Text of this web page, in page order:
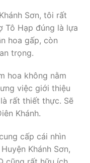
Sơn, tôi rất
Tô Hạp đúng là lựa
hoa gấp, còn
trọng.
hoa không nằm
việc giới thiệu
rất thiết thực. Sẽ
Khánh.
cấp cái nhìn
Khánh Sơn,